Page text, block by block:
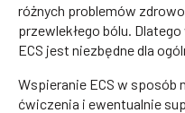
różnych problemów
przewlekłego bólu.
ECS jest niezbędne dla
Wspieranie ECS w sposób
ćwiczenia i ewentualnie